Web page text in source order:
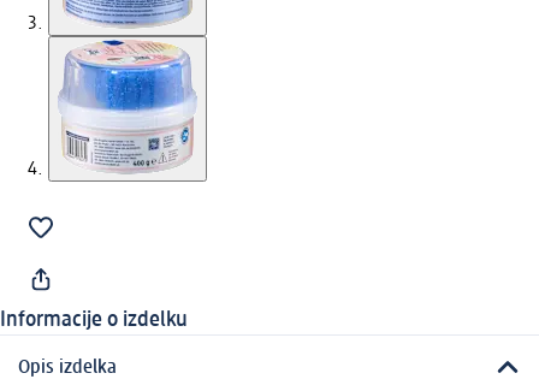
Informacije o izdelku
Opis izdelka